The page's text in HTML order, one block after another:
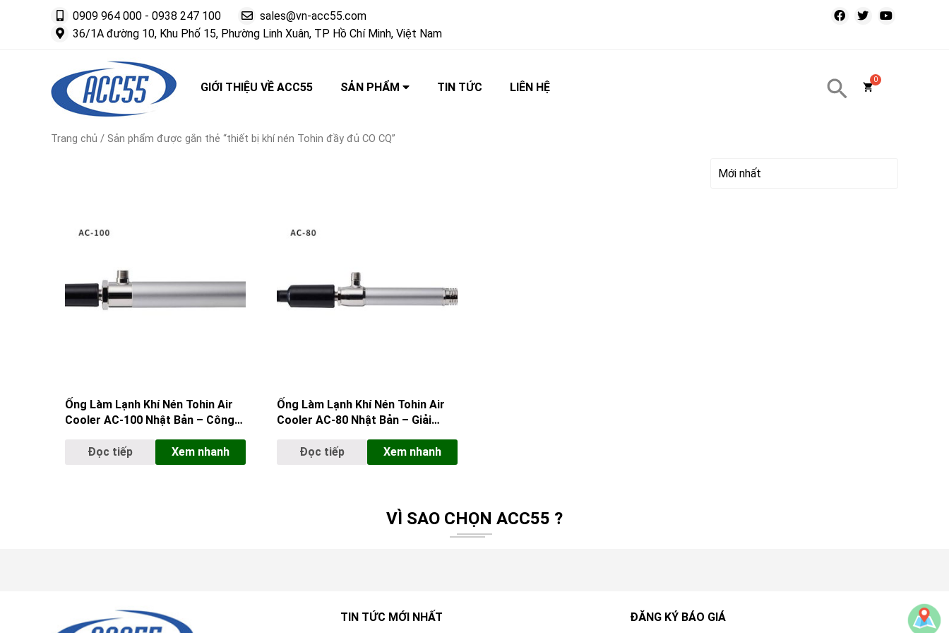
0909 964 000 - 0938 247 100
sales@vn-acc55.com
36/1A đường 10, Khu Phố 15, Phường Linh Xuân, TP Hồ Chí Minh, Việt Nam
GIỚI THIỆU VỀ ACC55 SẢN PHẨM TIN TỨC LIÊN HỆ
Trang chủ / Sản phẩm được gắn thẻ “thiết bị khí nén Tohin đầy đủ CO CQ”
Ống Làm Lạnh Khí Nén Tohin Air
Cooler AC-100 Nhật Bản – Công
NặngĐọc tiếp Xem nhanh
Ống Làm Lạnh Khí Nén Tohin Air
Cooler AC-80 Nhật Bản – Giải
Đọc tiếp Xem nhanh
VÌ SAO CHỌN ACC55 ?
TIN TỨC MỚI NHẤT ĐĂNG KÝ BÁO GIÁ